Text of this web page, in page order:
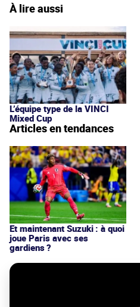
À lire aussi
L’équipe type de la VINCI
Mixed Cup
Articles en tendances
Et maintenant Suzuki : à quoi
joue Paris avec ses
gardiens ?